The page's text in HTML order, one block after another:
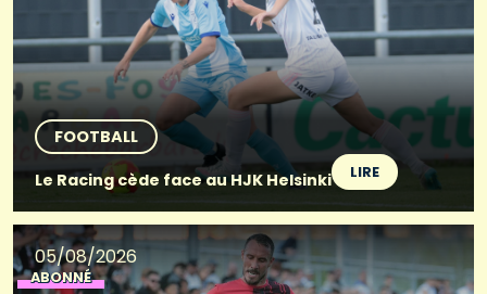
FOOTBALL
Le Racing cède face au HJK Helsinki
LIRE
05/08/2026
ABONNÉ